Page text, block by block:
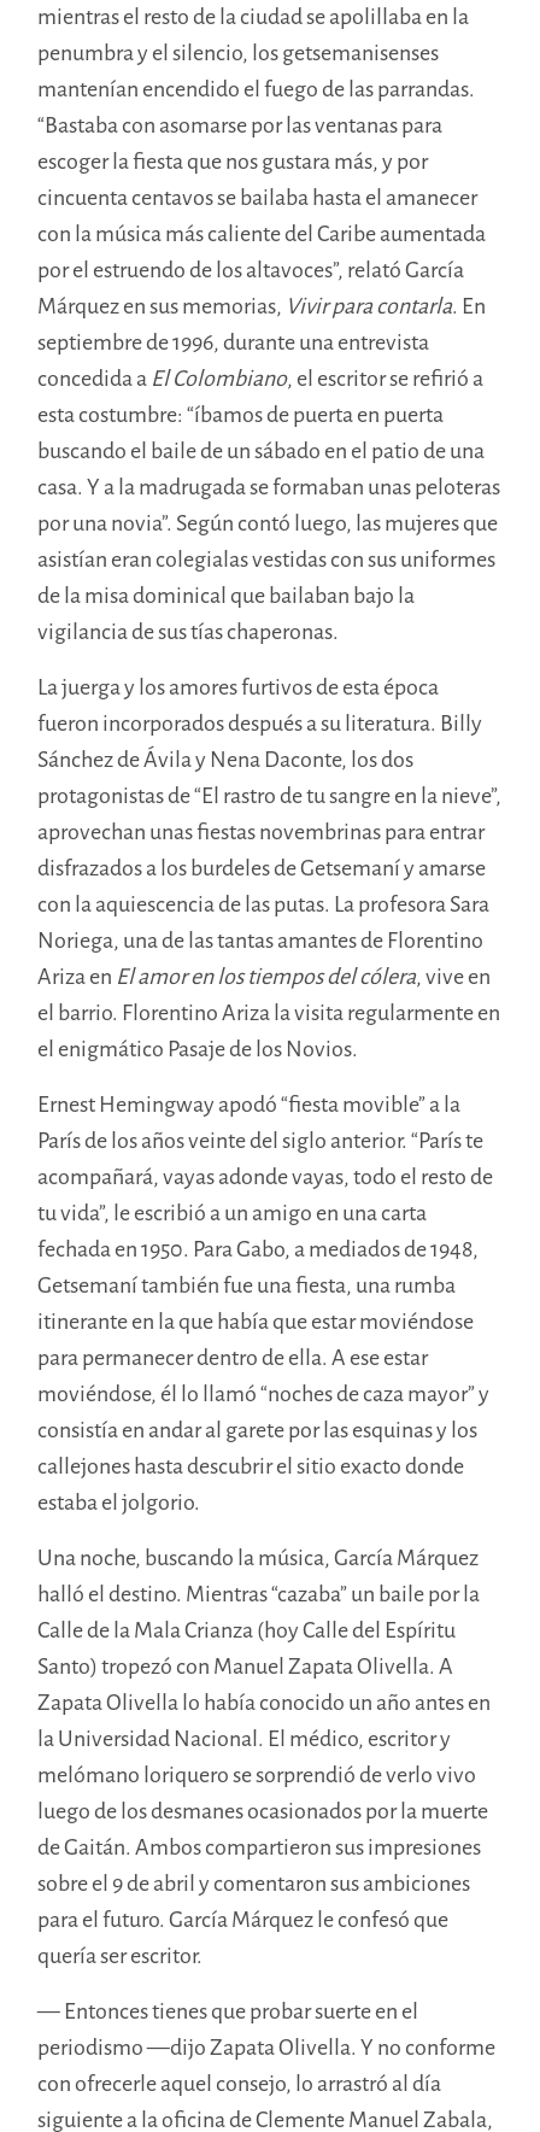
mientras el resto de la ciudad se apolillaba en la
penumbra y el silencio, los getsemanisenses
mantenían encendido el fuego de las parrandas.
“Bastaba con asomarse por las ventanas para
escoger la fiesta que nos gustara más, y por
cincuenta centavos se bailaba hasta el amanecer
con la música más caliente del Caribe aumentada
por el estruendo de los altavoces”, relató García
Márquez en sus memorias, Vivir para contarla. En
septiembre de 1996, durante una entrevista
concedida a El Colombiano, el escritor se refirió a
esta costumbre: “íbamos de puerta en puerta
buscando el baile de un sábado en el patio de una
casa. Y a la madrugada se formaban unas peloteras
por una novia”. Según contó luego, las mujeres que
asistían eran colegialas vestidas con sus uniformes
de la misa dominical que bailaban bajo la
vigilancia de sus tías chaperonas.
La juerga y los amores furtivos de esta época
fueron incorporados después a su literatura. Billy
Sánchez de Ávila y Nena Daconte, los dos
protagonistas de “El rastro de tu sangre en la nieve”,
aprovechan unas fiestas novembrinas para entrar
disfrazados a los burdeles de Getsemaní y amarse
con la aquiescencia de las putas. La profesora Sara
Noriega, una de las tantas amantes de Florentino
Ariza en El amor en los tiempos del cólera, vive en
el barrio. Florentino Ariza la visita regularmente en
el enigmático Pasaje de los Novios.
Ernest Hemingway apodó “fiesta movible” a la
París de los años veinte del siglo anterior. “París te
acompañará, vayas adonde vayas, todo el resto de
tu vida”, le escribió a un amigo en una carta
fechada en 1950. Para Gabo, a mediados de 1948,
Getsemaní también fue una fiesta, una rumba
itinerante en la que había que estar moviéndose
para permanecer dentro de ella. A ese estar
moviéndose, él lo llamó “noches de caza mayor” y
consistía en andar al garete por las esquinas y los
callejones hasta descubrir el sitio exacto donde
estaba el jolgorio.
Una noche, buscando la música, García Márquez
halló el destino. Mientras “cazaba” un baile por la
Calle de la Mala Crianza (hoy Calle del Espíritu
Santo) tropezó con Manuel Zapata Olivella. A
Zapata Olivella lo había conocido un año antes en
la Universidad Nacional. El médico, escritor y
melómano loriquero se sorprendió de verlo vivo
luego de los desmanes ocasionados por la muerte
de Gaitán. Ambos compartieron sus impresiones
sobre el 9 de abril y comentaron sus ambiciones
para el futuro. García Márquez le confesó que
quería ser escritor.
— Entonces tienes que probar suerte en el
periodismo —dijo Zapata Olivella. Y no conforme
con ofrecerle aquel consejo, lo arrastró al día
siguiente a la oficina de Clemente Manuel Zabala,